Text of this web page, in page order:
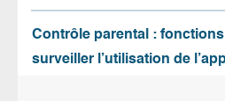
Contrôle parental :
surveiller l’utilisation de